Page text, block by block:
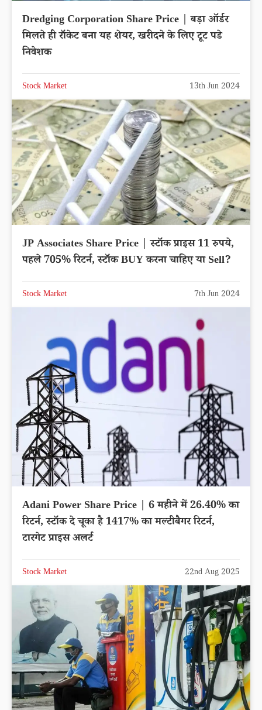
Dredging Corporation Share Price | बड़ा ऑर्डर
मिलते ही रॉकेट बना यह शेयर, खरीदने के लिए टूट पडे
निवेशक
Stock Market 13th Jun 2024
JP Associates Share Price | स्टॉक प्राइस 11 रुपये,
पहले 705% रिटर्न, स्टॉक BUY करना चाहिए या Sell?
Stock Market 7th Jun 2024
Adani Power Share Price | 6 महीने में 26.40% का
रिटर्न, स्टॉक दे चूका है 1417% का मल्टीबैगर रिटर्न,
टारगेट प्राइस अलर्ट
Stock Market 22nd Aug 2025